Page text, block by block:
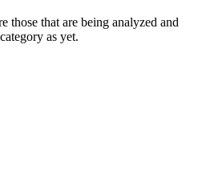
those that are being analyzed and
as yet.